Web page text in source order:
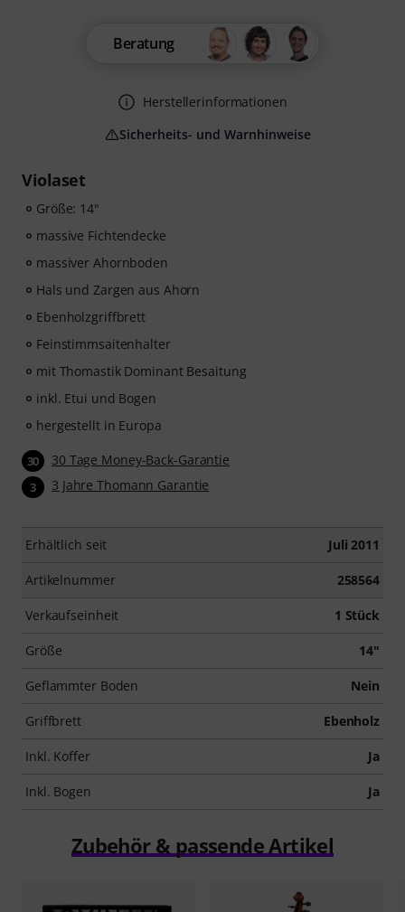
Violaset
Größe: 14"
massive Fichtendecke
massiver Ahornboden
Hals und Zargen aus Ahorn
Ebenholzgriffbrett
Feinstimmsaitenhalter
mit Thomastik Dominant Besaitung
inkl. Etui und Bogen
hergestellt in Europa
30 30 Tage Money-Back-Garantie
3 3 Jahre Thomann Garantie
Erhältlich seit Juli 2011
Artikelnummer 258564
Verkaufseinheit 1 Stück
Größe 14"
Geflammter Boden Nein
Griffbrett Ebenholz
Inkl. Koffer Ja
Inkl. Bogen Ja
Beratung
Herstellerinformationen
Sicherheits- und Warnhinweise
Zubehör & passende Artikel